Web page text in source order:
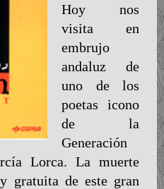
Hoy nos
visita en
embrujo
andaluz de
uno de los
poetas icono
de la
Generación
Lorca. La muerte
gratuita de este gran